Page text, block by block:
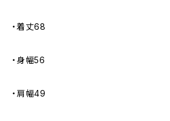
・着丈68
・身幅56
・肩幅49